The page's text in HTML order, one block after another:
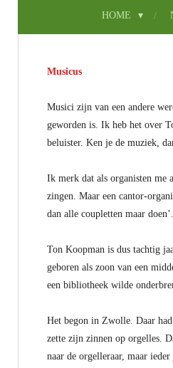
HOME
Musicus
Musici zijn van een andere
geworden is. Ik heb het over
beluister. Ken je de muziek,
Ik merk dat als organisten me
zingen. Maar een cantor-
dan alle coupletten maar
Ton Koopman is dus tachtig
geboren als zoon van een
een bibliotheek wilde
Het begon in Zwolle. Daar
zette zijn zinnen op orgelles.
naar de orgelleraar, maar